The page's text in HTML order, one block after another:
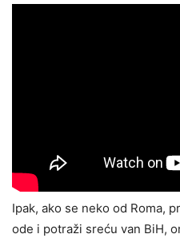
Ipak, ako se neko od Roma,
ode i potraži sreću van BiH,